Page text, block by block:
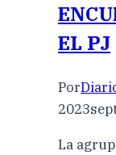
EL PJ
Por
2023
La